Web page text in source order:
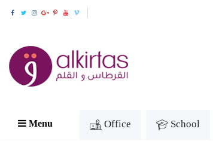
Menu Office School